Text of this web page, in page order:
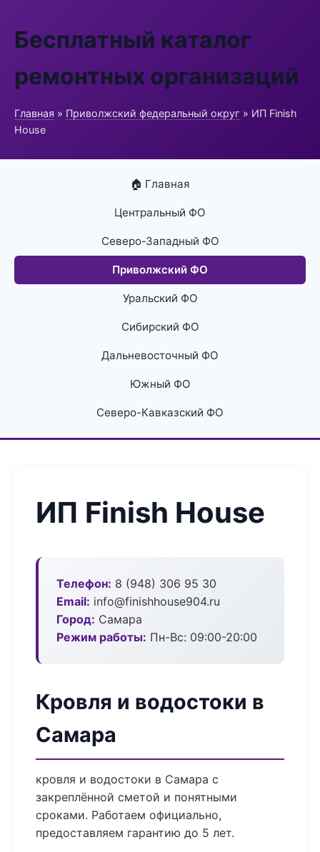
Бесплатный каталог
ремонтных организаций
Главная » Приволжский федеральный округ » ИП Finish
House
🏠 Главная
Центральный ФО
Северо-Западный ФО
Приволжский ФО
Уральский ФО
Сибирский ФО
Дальневосточный ФО
Южный ФО
Северо-Кавказский ФО
ИП Finish House
Телефон: 8 (948) 306 95 30
Email: info@finishhouse904.ru
Город: Самара
Режим работы: Пн-Вс: 09:00-20:00
Кровля и водостоки в
Самара
кровля и водостоки в Самара с
закреплённой сметой и понятными
сроками. Работаем официально,
предоставляем гарантию до 5 лет.